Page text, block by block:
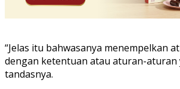
“Jelas itu bahwasanya menempelkan
dengan ketentuan atau aturan-aturan
tandasnya.